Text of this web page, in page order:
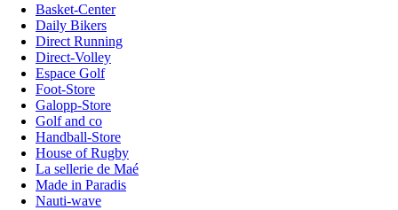
Basket-Center
Daily Bikers
Direct Running
Direct-Volley
Espace Golf
Foot-Store
Galopp-Store
Golf and co
Handball-Store
House of Rugby
La sellerie de Maé
Made in Paradis
Nauti-wave